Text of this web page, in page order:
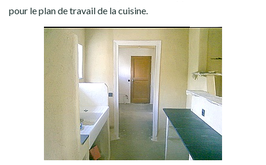
pour le plan de travail de la cuisine.